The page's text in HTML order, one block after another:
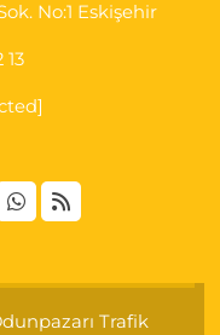
No:1 Eskişehir
13
Trafik